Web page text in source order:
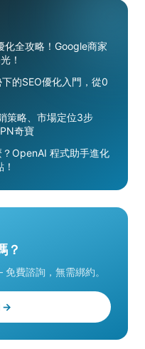
化全攻略！Google商家
！
的SEO優化入門，從0
策略、市場定位3步
奇寶
OpenAI 程式助手進化
？
費諮詢，無需綁約。
→